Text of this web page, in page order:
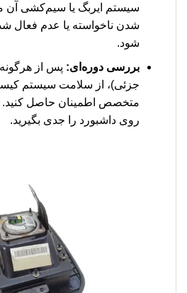
سیستم ایربگ یا سیم‌کشی آن
شدن ناخواسته یا عدم فعال
شود.
بررسی دوره‌ای: پس از هرگونه
جزئی)، از سلامت سیستم
متخصص اطمینان حاصل کنید.
روی داشبورد را جدی بگیرید.